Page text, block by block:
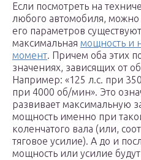
Если посмотреть на
любого автомобиля, можно
его параметров
максимальная мощность и
момент. Причем оба этих
значениях, зависящих от
Например: «125 л.с. при
при 4000 об/мин». Это
развивает максимальную
мощность именно при
коленчатого вала (или,
тяговое усилие). А до и
мощность или усилие